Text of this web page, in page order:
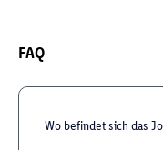
FAQ
Wo befindet sich das